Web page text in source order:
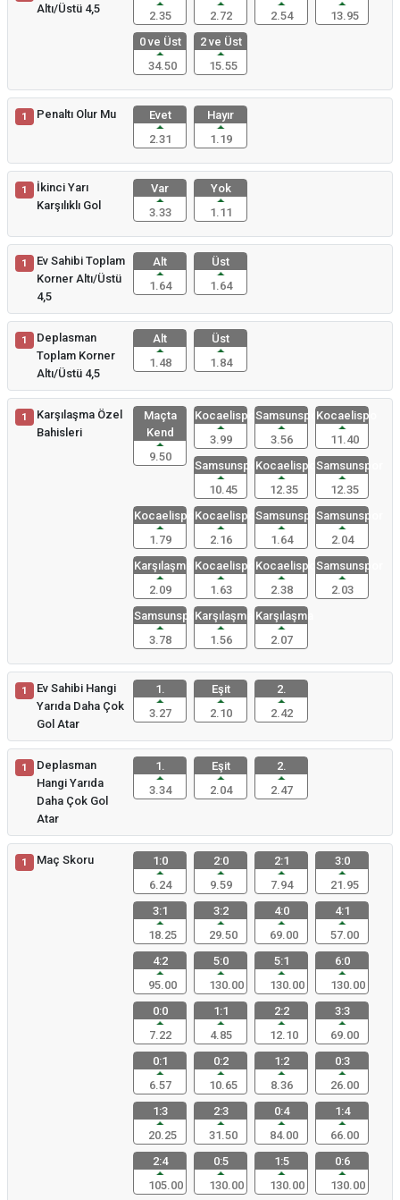
Altı/Üstü 4,5
2.35 2.72 2.54
13.95
0 ve Üst
34.50
2 ve Üst
15.55
1 Penaltı Olur Mu
Evet
2.31
Hayır
1.19
1
İkinci Yarı
Karşılıklı Gol
Var
3.33
Yok
1.11
1
Ev Sahibi Toplam
Korner Altı/Üstü
4,5
Alt
1.64
Üst
1.64
1
Deplasman
Toplam Korner
Altı/Üstü 4,5
Alt
1.48
Üst
1.84
1
Karşılaşma Özel
Bahisleri
Maçta
Kend
9.50
Kocaelispo
3.99
Samsunspor
3.56
Kocaelispo
11.40
Samsunspor
10.45
Kocaelispo
12.35
Samsunspor
12.35
Kocaelispo
1.79
Kocaelispo
2.16
Samsunspor
1.64
Samsunspor
2.04
Karşılaşma
2.09
Kocaelispo
1.63
Kocaelispo
2.38
Samsunspor
2.03
Samsunspor
3.78
Karşılaşma
1.56
Karşılaşma
2.07
1
Ev Sahibi Hangi
Yarıda Daha Çok
Gol Atar
1.
3.27
Eşit
2.10
2.
2.42
1
Deplasman
Hangi Yarıda
Daha Çok Gol
Atar
1.
3.34
Eşit
2.04
2.
2.47
1 Maç Skoru
1:0
6.24
2:0
9.59
2:1
7.94
3:0
21.95
3:1
18.25
3:2
29.50
4:0
69.00
4:1
57.00
4:2
95.00
5:0
130.00
5:1
130.00
6:0
130.00
0:0
7.22
1:1
4.85
2:2
12.10
3:3
69.00
0:1
6.57
0:2
10.65
1:2
8.36
0:3
26.00
1:3
20.25
2:3
31.50
0:4
84.00
1:4
66.00
2:4
105.00
0:5
130.00
1:5
130.00
0:6
130.00